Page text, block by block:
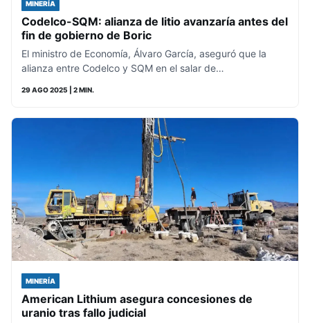
MINERÍA
Codelco-SQM: alianza de litio avanzaría antes del
fin de gobierno de Boric
El ministro de Economía, Álvaro García, aseguró que la
alianza entre Codelco y SQM en el salar de…
29 AGO 2025 | 2 MIN.
MINERÍA
American Lithium asegura concesiones de
uranio tras fallo judicial